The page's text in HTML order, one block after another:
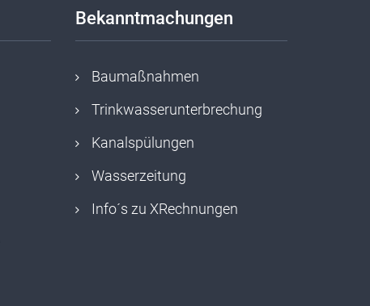
Bekanntmachungen
Baumaßnahmen
Trinkwasserunterbrechung
Kanalspülungen
Wasserzeitung
Info´s zu XRechnungen